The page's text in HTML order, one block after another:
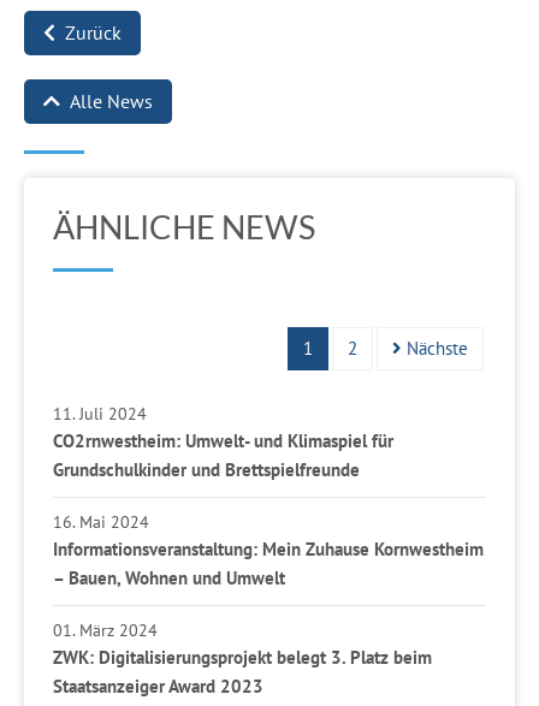
Zurück
Alle News
ÄHNLICHE NEWS
1 2 Nächste
11. Juli 2024
CO2rnwestheim: Umwelt- und Klimaspiel für
Grundschulkinder und Brettspielfreunde
16. Mai 2024
Informationsveranstaltung: Mein Zuhause Kornwestheim
– Bauen, Wohnen und Umwelt
01. März 2024
ZWK: Digitalisierungsprojekt belegt 3. Platz beim
Staatsanzeiger Award 2023